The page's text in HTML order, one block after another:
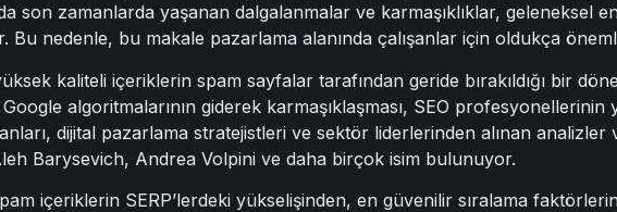
son zamanlarda yaşanan dalgalanmalar ve karmaşıklıklar, geleneksel
Bu nedenle, bu makale pazarlama alanında çalışanlar için oldukça
kaliteli içeriklerin spam sayfalar tarafından geride bırakıldığı bir
Google algoritmalarının giderek karmaşıklaşması, SEO
dijital pazarlama stratejistleri ve sektör liderlerinden alınan
Barysevich, Andrea Volpini ve daha birçok isim bulunuyor.
içeriklerin SERP’lerdeki yükselişinden, en güvenilir sıralama